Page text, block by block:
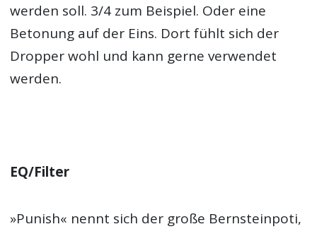
werden soll. 3/4 zum Beispiel. Oder eine
Betonung auf der Eins. Dort fühlt sich der
Dropper wohl und kann gerne verwendet
werden.
EQ/Filter
»Punish« nennt sich der große Bernsteinpoti,